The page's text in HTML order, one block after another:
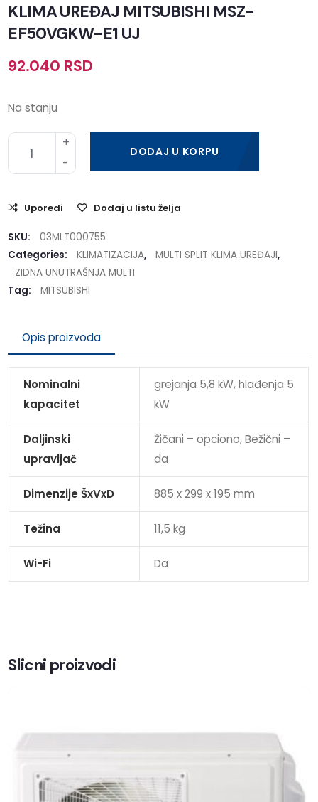
KLIMA UREĐAJ MITSUBISHI MSZ-
EF50VGKW-E1 UJ
92.040 RSD
Na stanju
DODAJ U KORPU
Uporedi Dodaj u listu želja
SKU:
03MLT000755
Categories:
KLIMATIZACIJA, MULTI SPLIT KLIMA UREĐAJI,
ZIDNA UNUTRAŠNJA MULTI
Tag:
MITSUBISHI
Opis proizvoda
Nominalni
kapacitet
grejanja 5,8 kW, hlađenja 5
kW
Daljinski
upravljač
Žičani – opciono, Bežični –
da
Dimenzije ŠxVxD 885 x 299 x 195 mm
Težina 11,5 kg
Wi-Fi Da
Slicni proizvodi